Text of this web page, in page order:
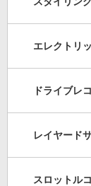
エレクトリ
ドライブレ
レイヤード
スロットル